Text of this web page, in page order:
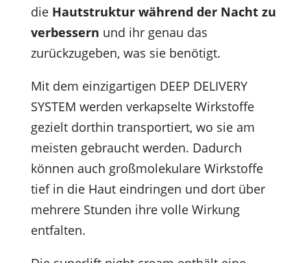
die Hautstruktur während der Nacht zu
verbessern und ihr genau das
zurückzugeben, was sie benötigt.
Mit dem einzigartigen DEEP DELIVERY
SYSTEM werden verkapselte Wirkstoffe
gezielt dorthin transportiert, wo sie am
meisten gebraucht werden. Dadurch
können auch großmolekulare Wirkstoffe
tief in die Haut eindringen und dort über
mehrere Stunden ihre volle Wirkung
entfalten.